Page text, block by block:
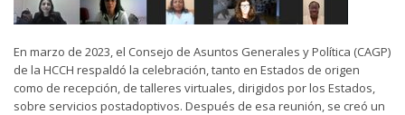
En marzo de 2023, el Consejo de Asuntos Generales y Política (CAGP)
de la HCCH respaldó la celebración, tanto en Estados de origen
como de recepción, de talleres virtuales, dirigidos por los Estados,
sobre servicios postadoptivos. Después de esa reunión, se creó un